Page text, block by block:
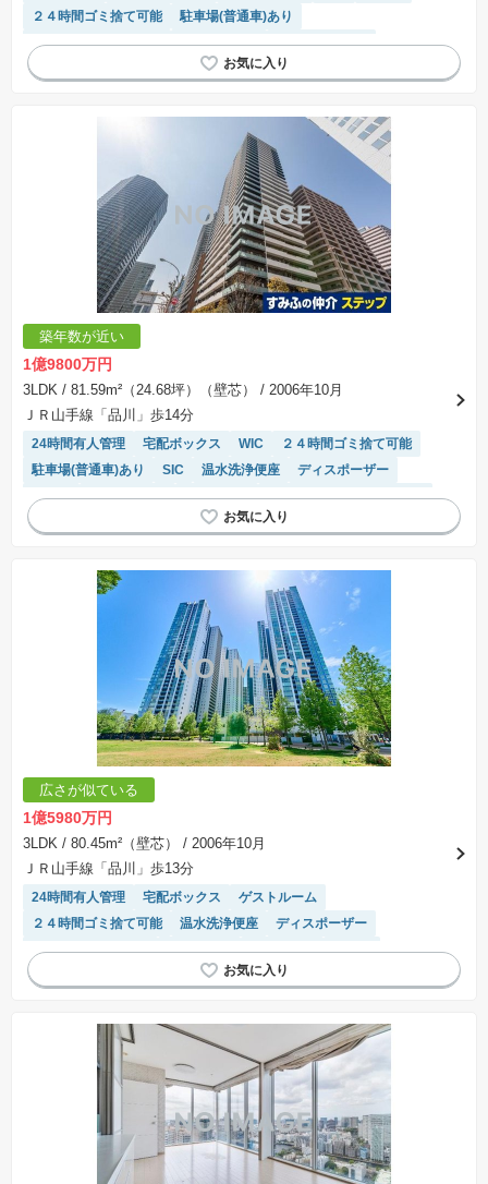
２４時間ゴミ捨て可能
駐車場(普通車)あり
駐輪場・バイク置き場
温水洗浄便座
ディスポーザー
陽当り良好
床暖房
エレベーター
築年数が近い
1億9800万円
3LDK / 81.59m²（24.68坪）（壁芯）
/ 2006年10月
ＪＲ山手線「品川」歩14分
24時間有人管理 宅配ボックス WIC
２４時間ゴミ捨て可能
駐車場(普通車)あり
SIC 温水洗浄便座
ディスポーザー
床暖房
エレベーター 浴室乾燥機 モニター付きインターホン
広さが似ている
1億5980万円
3LDK / 80.45m²（壁芯）
/ 2006年10月
ＪＲ山手線「品川」歩13分
24時間有人管理 宅配ボックス
ゲストルーム
２４時間ゴミ捨て可能
温水洗浄便座
ディスポーザー
リフォーム済み物件
ペット相談 陽当り良好
床暖房
エレベーター
システムキッチン 浴室乾燥機